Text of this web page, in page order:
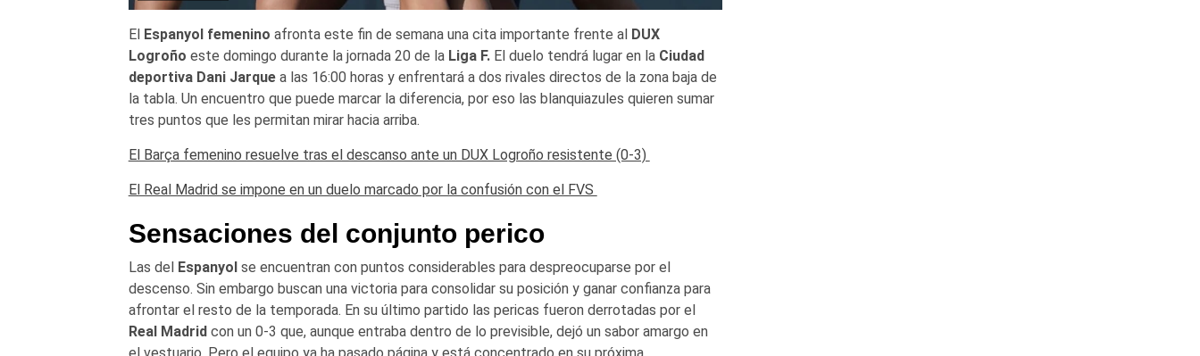
El Espanyol femenino afronta este fin de semana una cita importante frente al DUX
Logroño este domingo durante la jornada 20 de la Liga F.El duelo tendrá lugar en la Ciudad
deportiva Dani Jarquea las 16:00 horas y enfrentará a dos rivales directos de la zona baja de
la tabla. Un encuentro que puede marcar la diferencia, por eso las blanquiazules quieren sumar
tres puntos que les permitan mirar hacia arriba.
El Barça femenino resuelve tras el descanso ante un DUX Logroño resistente (0-3)
El Real Madrid se impone en un duelo marcado por la confusión con el FVS
Sensaciones del conjunto perico
Las del Espanyolse encuentran con puntos considerables para despreocuparse por el
descenso. Sin embargo buscan una victoria para consolidar su posición y ganar confianza para
afrontar el resto de la temporada. En su último partido las pericas fueron derrotadas por el
Real Madridcon un 0-3 que, aunque entraba dentro de lo previsible, dejó un sabor amargo en
el vestuario. Pero el equipo ya ha pasado página y está concentrado en su próxima